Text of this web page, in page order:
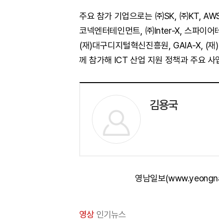
주요 참가 기업으로는 ㈜SK, ㈜KT,
코넥엔터테인먼트, ㈜Inter-X, 스파이어
(재)대구디지털혁신진흥원, GAIA-X, (
께 참가해 ICT 산업 지원 정책과 주요
김용국
영남일보
영상 인기뉴스